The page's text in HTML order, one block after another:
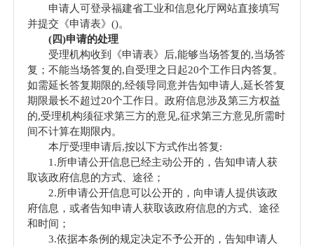
申请人可登录福建省工业和信息化厅网站直接填写
并提交《申请表》()。
(四)申请的处理
受理机构收到《申请表》后,能够当场答复的,当场答
复；不能当场答复的,自受理之日起20个工作日内答复。
如需延长答复期限的,经领导同意并告知申请人,延长答复
期限最长不超过20个工作日。政府信息涉及第三方权益
的,受理机构须征求第三方的意见,征求第三方意见所需时
间不计算在期限内。
本厅受理申请后,按以下方式作出答复:
1.所申请公开信息已经主动公开的，告知申请人获
取该政府信息的方式、途径；
2.所申请公开信息可以公开的，向申请人提供该政
府信息，或者告知申请人获取该政府信息的方式、途径
和时间；
3.依据本条例的规定决定不予公开的，告知申请人